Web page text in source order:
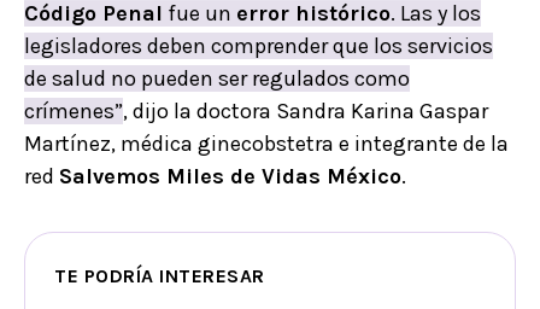
Código Penal fue un error histórico. Las y los
legisladores deben comprender que los servicios
de salud no pueden ser regulados como
crímenes”, dijo la doctora Sandra Karina Gaspar
Martínez, médica ginecobstetra e integrante de la
red Salvemos Miles de Vidas México.
TE PODRÍA INTERESAR